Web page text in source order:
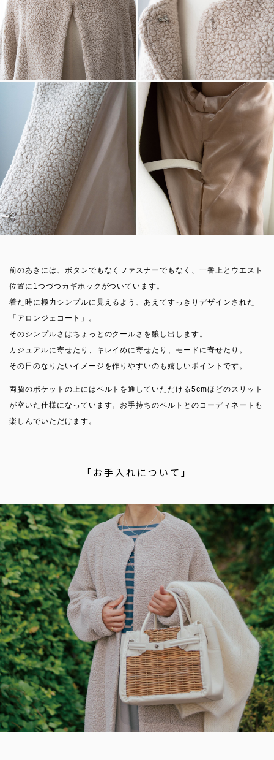
前のあきには、ボタンでもなくファスナーでもなく、一番上とウエスト
位置に1つづつカギホックがついています。
着た時に極力シンプルに見えるよう、あえてすっきりデザインされた
「アロンジェコート」。
そのシンプルさはちょっとのクールさを醸し出します。
カジュアルに寄せたり、キレイめに寄せたり、モードに寄せたり。
その日のなりたいイメージを作りやすいのも嬉しいポイントです。
両脇のポケットの上にはベルトを通していただける5cmほどのスリット
が空いた仕様になっています。お手持ちのベルトとのコーディネートも
楽しんでいただけます。
「お手入れについて」